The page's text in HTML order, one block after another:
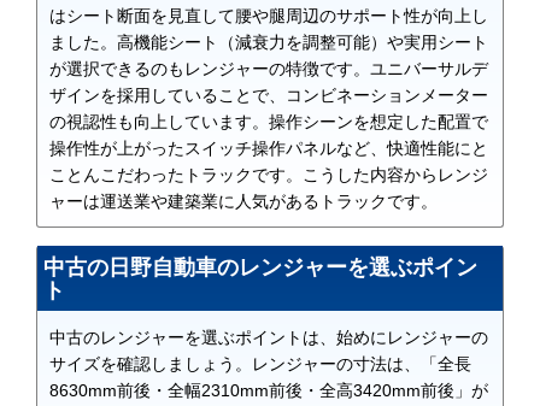
はシート断面を見直して腰や腿周辺のサポート性が向上し
ました。高機能シート（減衰力を調整可能）や実用シート
が選択できるのもレンジャーの特徴です。ユニバーサルデ
ザインを採用していることで、コンビネーションメーター
の視認性も向上しています。操作シーンを想定した配置で
操作性が上がったスイッチ操作パネルなど、快適性能にと
ことんこだわったトラックです。こうした内容からレンジ
ャーは運送業や建築業に人気があるトラックです。
中古の日野自動車のレンジャーを選ぶポイン
ト
中古のレンジャーを選ぶポイントは、始めにレンジャーの
サイズを確認しましょう。レンジャーの寸法は、「全長
8630mm前後・全幅2310mm前後・全高3420mm前後」が